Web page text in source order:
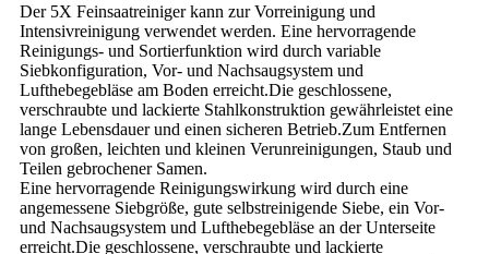
Der 5X Feinsaatreiniger kann zur Vorreinigung und
Intensivreinigung verwendet werden. Eine hervorragende
Reinigungs- und Sortierfunktion wird durch variable
Siebkonfiguration, Vor- und Nachsaugsystem und
Lufthebegebläse am Boden erreicht.Die geschlossene,
verschraubte und lackierte Stahlkonstruktion gewährleistet eine
lange Lebensdauer und einen sicheren Betrieb.Zum Entfernen
von großen, leichten und kleinen Verunreinigungen, Staub und
Teilen gebrochener Samen.
Eine hervorragende Reinigungswirkung wird durch eine
angemessene Siebgröße, gute selbstreinigende Siebe, ein Vor-
und Nachsaugsystem und Lufthebegebläse an der Unterseite
erreicht.Die geschlossene, verschraubte und lackierte